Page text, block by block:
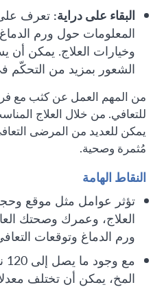
البقاء على دراية: تعرف
المعلومات حول ورم
وخيارات العلاج. يمكن أن
الشعور بمزيد من التحكّم
من المهم العمل عن كثب مع
للتعافي. من خلال العلاج
يمكن للعديد من المرضى
مُثمرة وصحية.
النقاط الهامة
تؤثر عوامل مثل موقع
العلاج، وعمرك وصحتك
ورم الدماغ وتوقعات
المخ، يمكن أن تختلف